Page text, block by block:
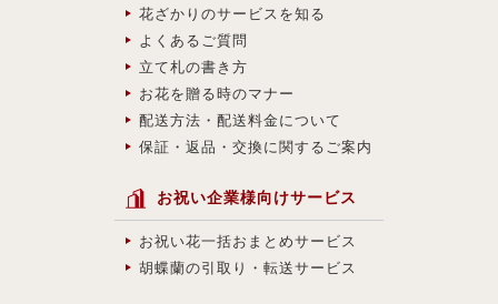
花ざかりのサービスを知る
よくあるご質問
立て札の書き方
お花を贈る時のマナー
配送方法・配送料金について
保証・返品・交換に関するご案内
お祝い企業様向けサービス
お祝い花一括おまとめサービス
胡蝶蘭の引取り・転送サービス